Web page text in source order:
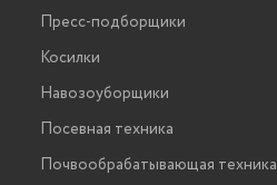
Пресс-подборщики
Косилки
Навозоуборщики
Посевная техника
Почвообрабатывающая техника